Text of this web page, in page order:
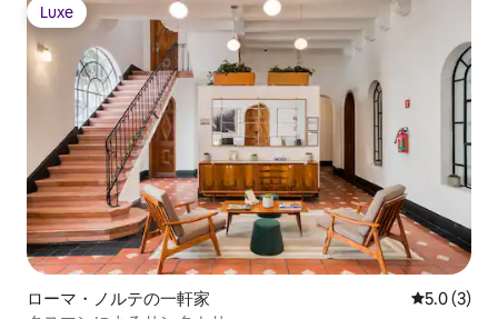
Luxe
Luxe
ローマ・ノルテの一軒家 レビュー3
5.0 (3)